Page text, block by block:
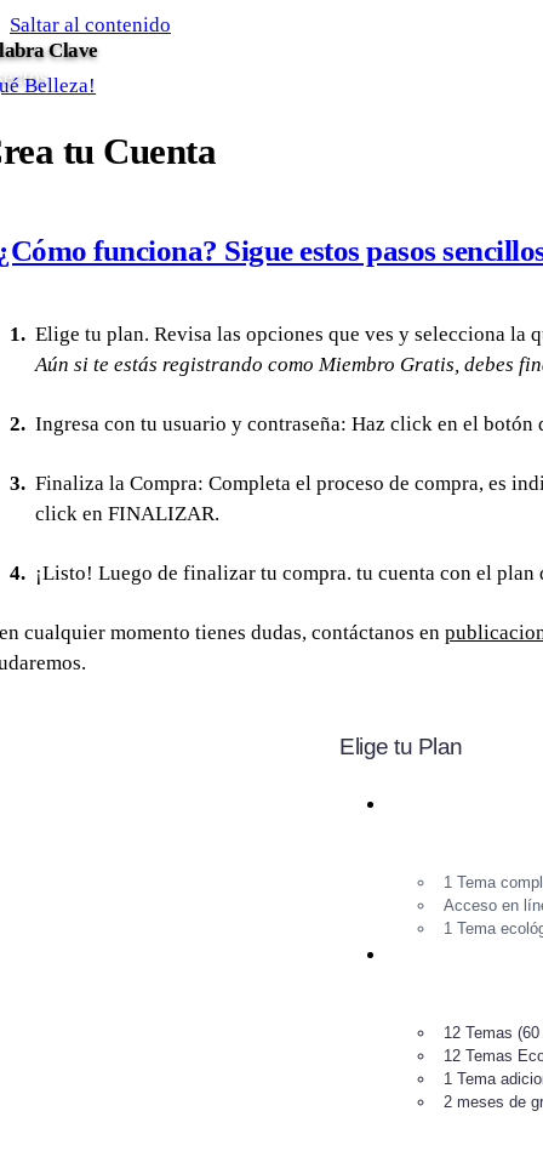
Saltar al contenido
Belleza!
tu Cuenta
funciona? Sigue estos pasos
Elige tu plan. Revisa las opciones que ves y selecciona la
Aún si te estás registrando como Miembro Gratis, debes
Ingresa con tu usuario y contraseña: Haz click en el
Finaliza la Compra: Completa el proceso de compra, es
click en FINALIZAR.
¡Listo! Luego de finalizar tu compra. tu cuenta con el
cualquier momento tienes dudas, contáctanos en
Elige tu Plan
1 Tema
Acceso en
1 Tema
12 Temas
12 Temas
1 Tema
2 meses de
Clave